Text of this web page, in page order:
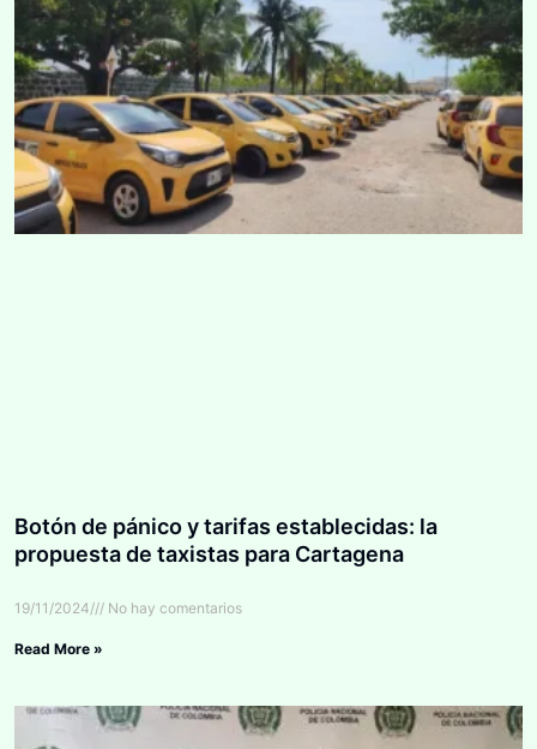
Botón de pánico y tarifas establecidas: la
propuesta de taxistas para Cartagena
19/11/2024 No hay comentarios
Read More »